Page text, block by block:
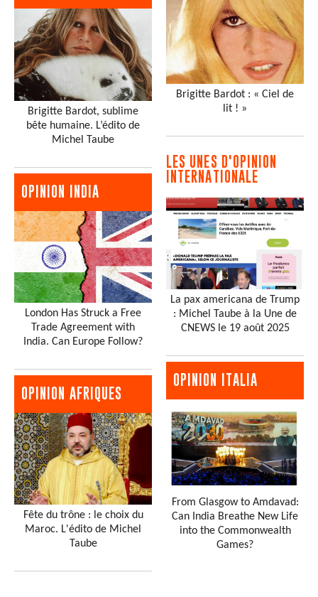
Brigitte Bardot, sublime
bête humaine. L’édito de
Michel Taube
OPINION INDIA
London Has Struck a Free
Trade Agreement with
India. Can Europe Follow?
OPINION AFRIQUES
Fête du trône : le choix du
Maroc. L'édito de Michel
Taube
Brigitte Bardot : « Ciel de
lit ! »
LES UNES D'OPINION
INTERNATIONALE
La pax americana de Trump
: Michel Taube à la Une de
CNEWS le 19 août 2025
OPINION ITALIA
From Glasgow to Amdavad:
Can India Breathe New Life
into the Commonwealth
Games?